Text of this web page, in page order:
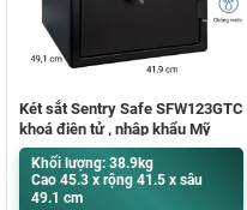
Két sắt Sentry Safe SFW123GTC
khoá điện tử , nhập khẩu Mỹ
Khối lượng: 38.9kg
Cao 45.3 x rộng 41.5 x sâu
49.1 cm